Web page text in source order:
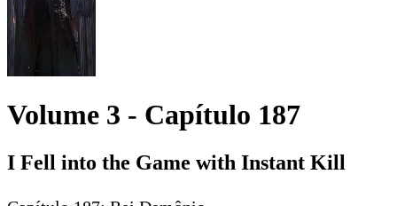
Volume 3 - Capítulo 187
I Fell into the Game with Instant Kill